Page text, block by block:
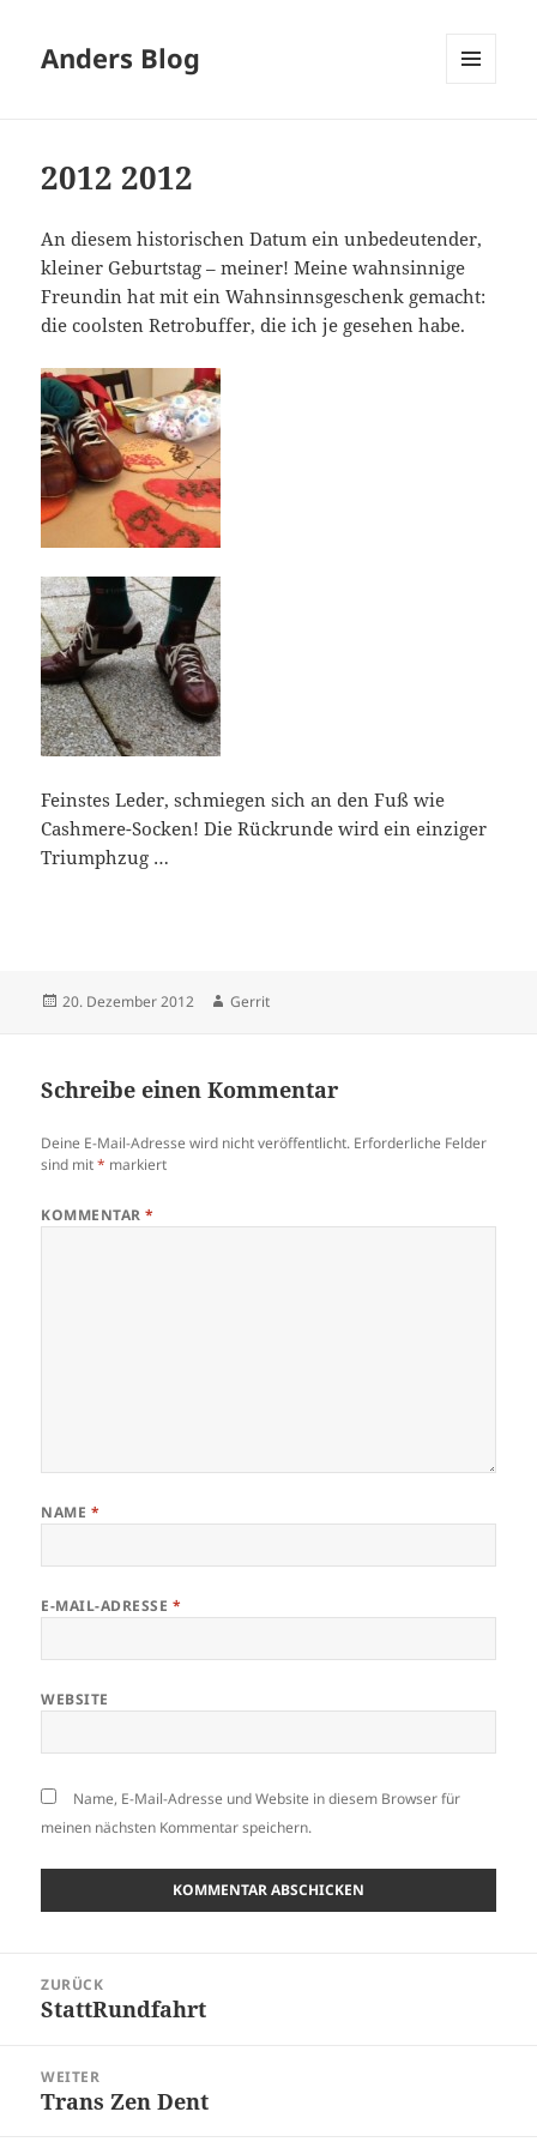
Anders Blog
2012 2012
An diesem historischen Datum ein unbedeutender,
kleiner Geburtstag – meiner! Meine wahnsinnige
Freundin hat mit ein Wahnsinnsgeschenk gemacht:
die coolsten Retrobuffer, die ich je gesehen habe.
Feinstes Leder, schmiegen sich an den Fuß wie
Cashmere-Socken! Die Rückrunde wird ein einziger
Triumphzug …
Veröffentlicht
20. Dezember 2012 Autor
Gerrit
Schreibe einen Kommentar
Deine E-Mail-Adresse wird nicht veröffentlicht. Erforderliche Felder
sind mit* markiert
KOMMENTAR*
NAME *
E-MAIL-ADRESSE *
WEBSITE
Name, E-Mail-Adresse und Website in diesem Browser für
meinen nächsten Kommentar speichern.
ZURÜCK
Vorheriger
StattRundfahrt
WEITER
Nächster
Trans Zen Dent